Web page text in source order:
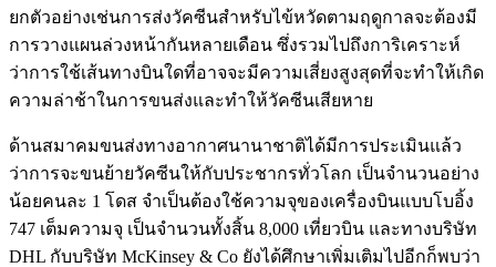
ยกตัวอย่างเช่นการส่งวัคซีนสำหรับไข้หวัดตามฤดูกาลจะต้องมี
การวางแผนล่วงหน้ากันหลายเดือน ซึ่งรวมไปถึงการิเคราะห์
ว่าการใช้เส้นทางบินใดที่อาจจะมีความเสี่ยงสูงสุดที่จะทำให้เกิด
ความล่าช้าในการขนส่งและทำให้วัคซีนเสียหาย
ด้านสมาคมขนส่งทางอากาศนานาชาติได้มีการประเมินแล้ว
ว่าการจะขนย้ายวัคซีนให้กับประชากรทั่วโลก เป็นจำนวนอย่าง
น้อยคนละ 1 โดส จำเป็นต้องใช้ความจุของเครื่องบินแบบโบอิ้ง
747 เต็มความจุ เป็นจำนวนทั้งสิ้น 8,000 เที่ยวบิน และทางบริษัท
DHL กับบริษัท McKinsey & Co ยังได้ศึกษาเพิ่มเติมไปอีกก็พบว่า